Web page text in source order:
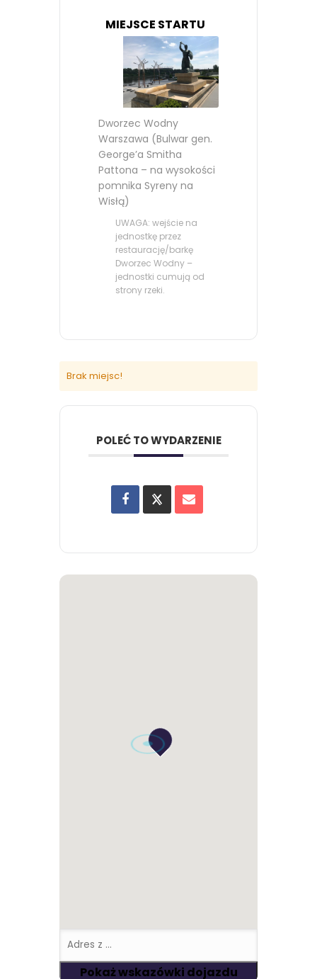
MIEJSCE STARTU
Dworzec Wodny
Warszawa (Bulwar gen.
George’a Smitha
Pattona – na wysokości
pomnika Syreny na
Wisłą)
UWAGA: wejście na
jednostkę przez
restaurację/barkę
Dworzec Wodny –
jednostki cumują od
strony rzeki.
Brak miejsc!
POLEĆ TO WYDARZENIE